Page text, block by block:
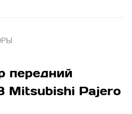
передний
Mitsubishi Pajero